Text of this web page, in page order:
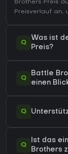
Brothers Preis
Preisverlauf an,
Q
Was ist
Preis?
Q
Battle
einen
Q
Q
Ist das
Brothers